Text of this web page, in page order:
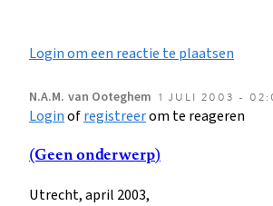
Login om een reactie te plaatsen
N.A.M. van Ooteghem 1 JULI 2003 -
Loginofregistreerom te reageren
(Geen onderwerp)
Utrecht, april 2003,